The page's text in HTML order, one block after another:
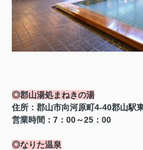
◎郡山湯処まねきの湯
住所：郡山市向河原町4-40郡山駅
営業時間：7：00～25：00
◎なりた温泉